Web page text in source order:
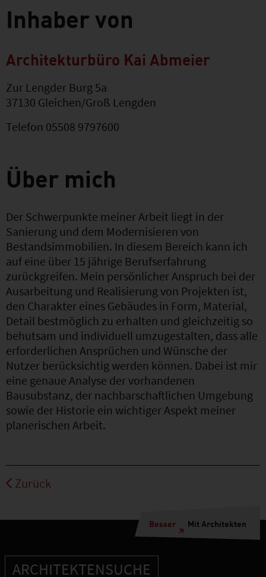
Inhaber von
Architekturbüro Kai Abmeier
Zur Lengder Burg 5a
37130 Gleichen/Groß Lengden
Telefon 05508 9797600
Über mich
Der Schwerpunkte meiner Arbeit liegt in der
Sanierung und dem Modernisieren von
Bestandsimmobilien. In diesem Bereich kann ich
auf eine über 15 jährige Berufserfahrung
zurückgreifen. Mein persönlicher Anspruch bei der
Ausarbeitung und Realisierung von Projekten ist,
den Charakter eines Gebäudes in Form, Material,
Detail bestmöglich zu erhalten und gleichzeitig so
behutsam und individuell umzugestalten, dass alle
erforderlichen Ansprüchen und Wünsche der
Nutzer berücksichtig werden können. Dabei ist mir
eine genaue Analyse der vorhandenen
Bausubstanz, der nachbarschaftlichen Umgebung
sowie der Historie ein wichtiger Aspekt meiner
planerischen Arbeit.
Zurück
Besser Mit Architekten
ARCHITEKTENSUCHE